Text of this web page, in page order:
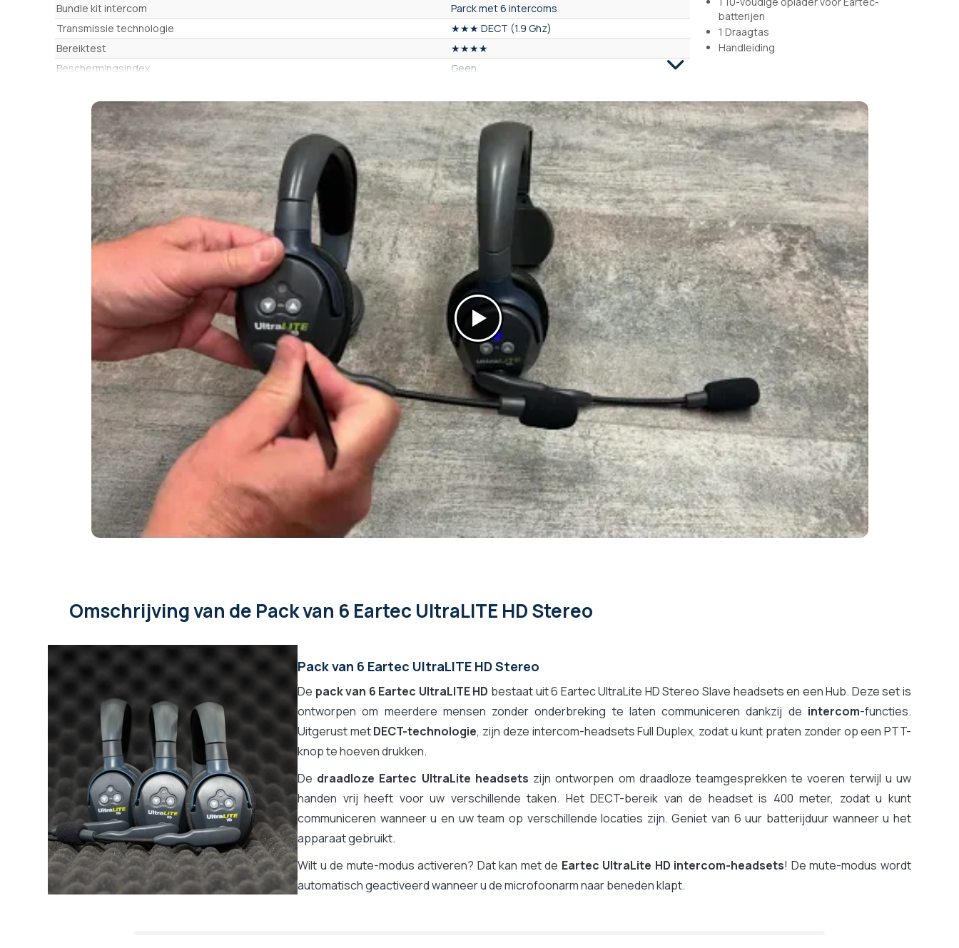
Bundle kit intercom
Parck met 6 intercoms
Transmissie technologie
★★★ DECT (1.9 Ghz)
Bereiktest
★★★★
Beschermingsindex
Geen
Batterijen
Li-polymère de 800 mAh
Ontvangst van omgevingsgeluiden (geluidsmodulatie)
Nee
Batterijduur in gesprek
6 u
Ladingsduur
180 minuten
Sans réduction de bruit
batterijen
1 Draagtas
Handleiding
Omschrijvingvan de Pack van 6 Eartec UltraLITE HD Stereo
Pack van 6 Eartec UltraLITE HD Stereo
De pack van 6 Eartec UltraLITE HD bestaat uit 6 Eartec UltraLite HD Stereo Slave headsets en een Hub. Deze set is
ontworpen om meerdere mensen zonder onderbreking te laten communiceren dankzij de intercom-functies.
Uitgerust metDECT-technologie, zijn deze intercom-headsets Full Duplex, zodat u kunt praten zonder op een PTT-
knop te hoeven drukken.
De draadloze Eartec UltraLite headsets zijn ontworpen om draadloze teamgesprekken te voeren terwijl u uw
handen vrij heeft voor uw verschillende taken. Het DECT-bereik van de headset is 400 meter, zodat u kunt
communiceren wanneer u en uw team op verschillende locaties zijn. Geniet van 6 uur batterijduur wanneer u het
apparaat gebruikt.
Wilt u de mute-modus activeren? Dat kan met de Eartec UltraLite HD intercom-headsets! De mute-modus wordt
automatisch geactiveerd wanneer u de microfoonarm naar beneden klapt.